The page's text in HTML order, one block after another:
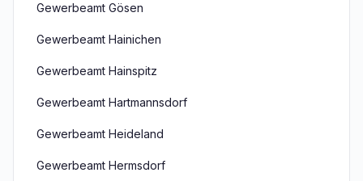
Gewerbeamt Gösen
Gewerbeamt Hainichen
Gewerbeamt Hainspitz
Gewerbeamt Hartmannsdorf
Gewerbeamt Heideland
Gewerbeamt Hermsdorf